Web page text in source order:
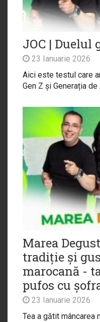
JOC | Duelul
23 Ianuarie 2026
Aici este testul care
Gen Z și Generația de
Marea
tradiție și
marocană -
pufos cu
23 Ianuarie 2026
Tea a gătit mâncarea